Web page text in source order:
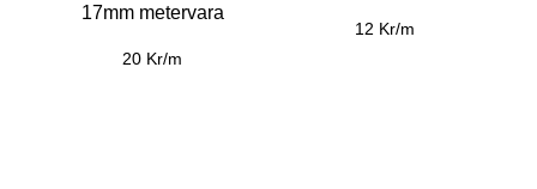
17mm metervara
20 Kr/m
12 Kr/m